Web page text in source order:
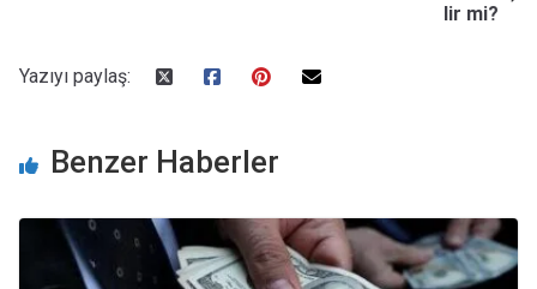
lir mi?
Yazıyı paylaş:
Benzer Haberler